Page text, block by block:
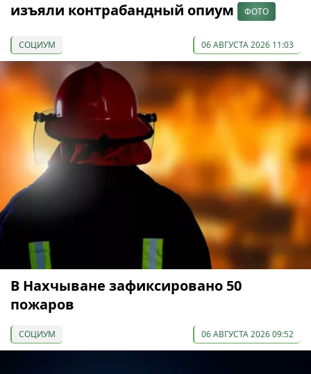
изъяли контрабандный опиум
ФОТО
СОЦИУМ 06 АВГУСТА 2026 11:03
В Нахчыване зафиксировано 50
пожаров
СОЦИУМ 06 АВГУСТА 2026 09:52